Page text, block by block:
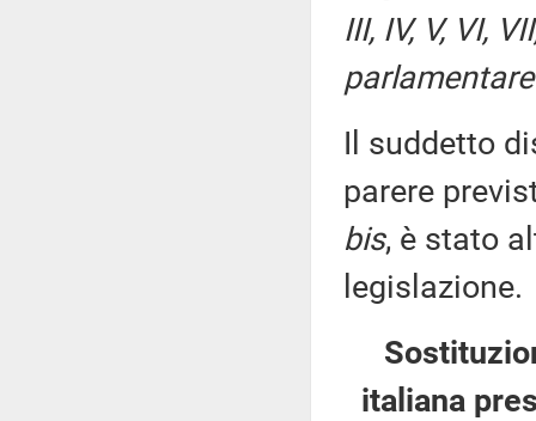
III, IV, V, VI,
Il suddetto
parere
bis, è stato
legislazione.
italiana